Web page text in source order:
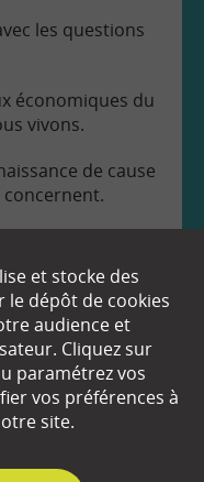
les questions
économiques du
vivons.
de cause
?
et stocke des
dépôt de cookies
audience et
Cliquez sur
paramétrez vos
vos préférences à
site.